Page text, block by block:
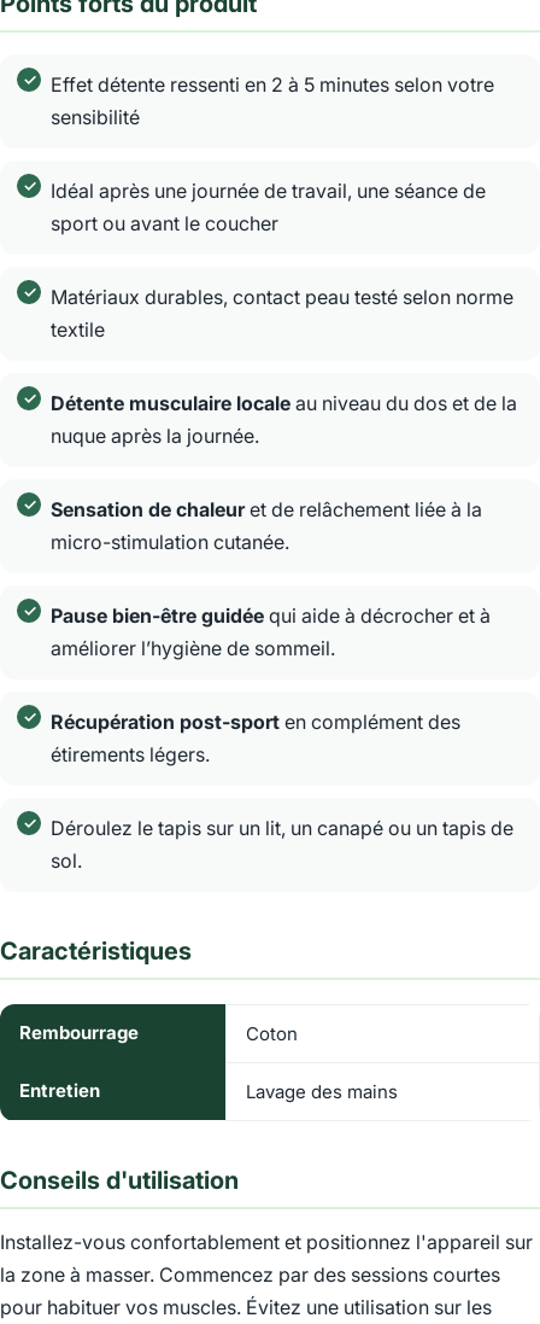
Effet détente ressenti en 2 à 5 minutes selon votre
sensibilité
Idéal après une journée de travail, une séance de
sport ou avant le coucher
Matériaux durables, contact peau testé selon norme
textile
Détente musculaire locale au niveau du dos et de la
nuque après la journée.
Sensation de chaleuret de relâchement liée à la
micro-stimulation cutanée.
Pause bien-être guidée qui aide à décrocher et à
améliorer l’hygiène de sommeil.
Récupération post-sport en complément des
étirements légers.
Déroulez le tapis sur un lit, un canapé ou un tapis de
sol.
Caractéristiques
Rembourrage Coton
Entretien Lavage des mains
Conseils d'utilisation
Installez-vous confortablement et positionnez l'appareil sur
la zone à masser. Commencez par des sessions courtes
pour habituer vos muscles. Évitez une utilisation sur les